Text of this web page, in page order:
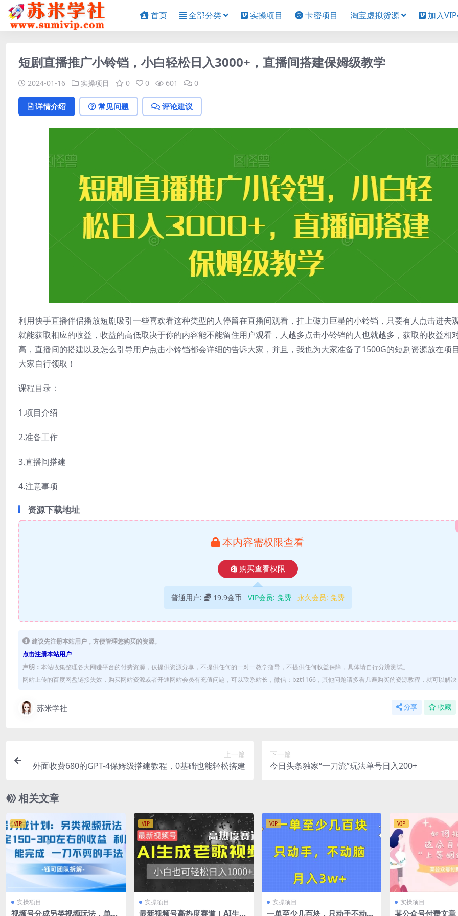
首页 全部分类 实操项目 卡密项目 淘宝虚拟货源 加入
短剧直播推广小铃铛，小白轻松日入3000+，直播间搭建保姆级教学
2024-01-16 实操项目 0 0 601 0
详情介绍 常见问题 评论建议
利用快手直播伴侣播放短剧吸引一些喜欢看这种类型的人停留在直播间观看，挂上磁力巨星的小铃铛，只要有人点击进去
就能获取相应的收益，收益的高低取决于你的内容能不能留住用户观看，人越多点击小铃铛的人也就越多，获取的收益相
高，直播间的搭建以及怎么引导用户点击小铃铛都会详细的告诉大家，并且，我也为大家准备了1500G的短剧资源放在项
大家自行领取！
课程目录：
1.项目介绍
2.准备工作
3.直播间搭建
4.注意事项
资源下载地址
本内容需权限查看
购买查看权限
普通用户: 19.9金币 VIP会员: 免费 永久会员: 免费
建议先注册本站用户，方便管理您购买的资源。
点击注册本站用户
声明： 本站收集整理各大网赚平台的付费资源，仅提供资源分享，不提供任何的一对一教学指导，不提供任何收益保障，具体请自行分辨测试。
网站上传的百度网盘链接失效，购买网站资源或者开通网站会员有充值问题，可以联系站长，微信：bzt1166，其他问题请多看几遍购买的资源教程，就可以解决
苏米学社 分享 收藏
上一篇
外面收费680的GPT-4保姆级搭建教程，0基础也能轻松搭建
下一篇
今日头条独家“一刀流”玩法单号日入200+
相关文章
VIP
实操项目
视频号分成另类视频玩法，单号
VIP
实操项目
最新视频号高热度赛道！AI生成
VIP
实操项目
一单至少几百块，只动手不动
VIP
实操项目
某公众号付费文章